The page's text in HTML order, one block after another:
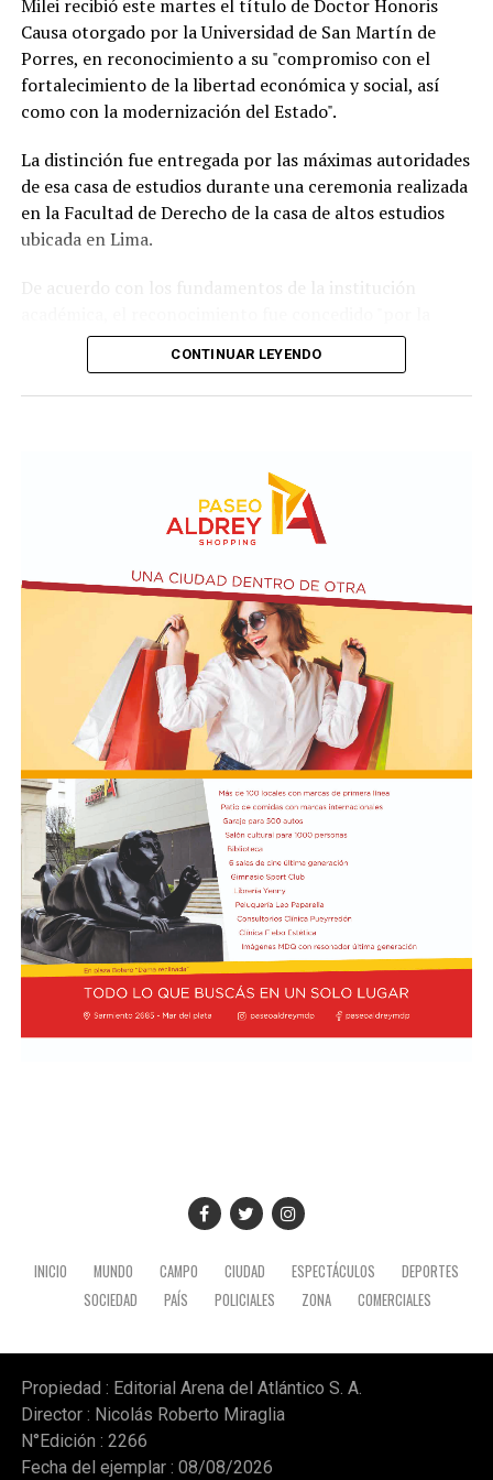
Según la reconstrucción realizada por los
Maldonado y luego se había ido hacia Punta del Este.
Un chofer de ómnibus aportó información clave al
recordar que la había trasladado y permitió a los
quien contó que Pepa había sido vista en una situación
la familia aseguró que no encontraba una explicación
durante las últimas horas de la joven. Las autoridades
trabajan con las imágenes de las cámaras de seguridad y
los testimonios de las personas que tuvieron algún
contacto con ella antes del terrible desenlace.
Milei recibió este martes el título de Doctor Honoris
Causa otorgado por la Universidad de San Martín de
Porres, en reconocimiento a su "compromiso con el
fortalecimiento de la libertad económica y social, así
como con la modernización del Estado".
La distinción fue entregada por las máximas autoridades
de esa casa de estudios durante una ceremonia realizada
en la Facultad de Derecho de la casa de altos estudios
ubicada en Lima.
defensa de las ideas de la libertad" que impulsa el
mandatario argentino y "por las reformas orientadas a
la modernización del Estado" implementadas desde el
El presidente Javier Milei recibió el título de Doctor
Honoris Causa.
Previamente, Milei participó del acto de juramentación
y toma de mando de la presidenta de Perú, Keiko
Fujimori, realizado en el Congreso de ese país, en el
marco de su visita oficial a Lima.
El presidente viajó acompañado por una comitiva
integrada por el canciller Pablo Quirno y la secretaria
general de la Presidencia, Karina Milei.
CONTINUAR LEYENDO
INICIO MUNDO CAMPO CIUDAD ESPECTÁCULOS
DEPORTES
SOCIEDAD
PAÍS POLICIALES ZONA COMERCIALES
Propiedad : Editorial Arena del Atlántico S. A.
Director : Nicolás Roberto Miraglia
N°Edición : 2266
Fecha del ejemplar : 08/08/2026